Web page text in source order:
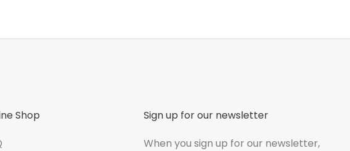
Shop
Sign up for our newsletter
When you sign up for our newsletter,